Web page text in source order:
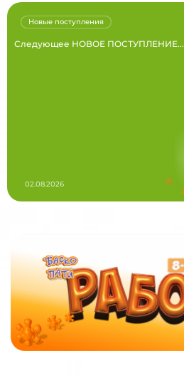
Следующее НОВОЕ ПОСТУПЛЕНИЕ...
Новые поступления
02.08.2026